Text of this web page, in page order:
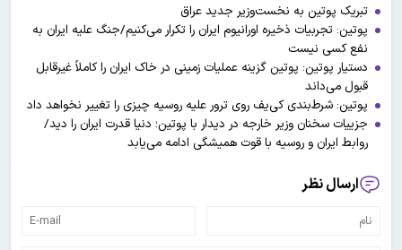
تبریک پوتین به نخست‌وزیر جدید عراق
پوتین: تجربیات ذخیره اورانیوم ایران را تکرار می‌کنیم/جنگ علیه ایران به
نفع کسی نیست
دستیار پوتین: پوتین گزینه عملیات زمینی در خاک ایران را کاملاً غیرقابل
قبول می‌داند
پوتین: شرط‌بندی کی‌یف روی ترور علیه روسیه چیزی را تغییر نخواهد داد
جزییات سخنان وزیر خارجه در دیدار با پوتین؛ دنیا قدرت ایران را دید/
روابط ایران و روسیه با قوت همیشگی ادامه می‌یابد
ارسال نظر